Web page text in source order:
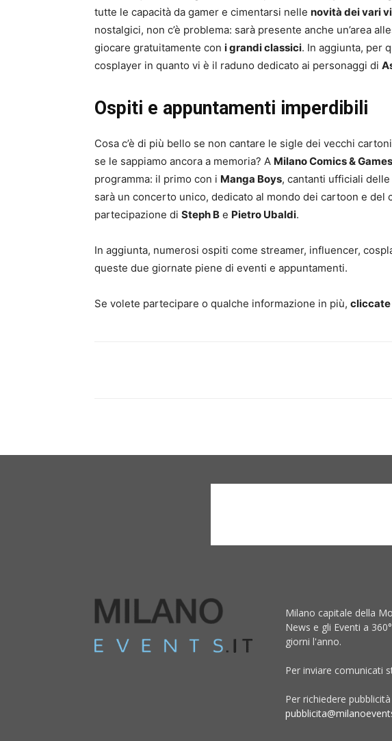
tutte le capacità da gamer e cimentarsi nelle novità dei vari
nostalgici, non c’è problema: sarà presente anche un’area
giocare gratuitamente con i grandi classici. In aggiunta, per
cosplayer in quanto vi è il raduno dedicato ai personaggi di
Ospiti e appuntamenti imperdibili
Cosa c’è di più bello se non cantare le sigle dei vecchi
se le sappiamo ancora a memoria? A Milano Comics & Games
programma: il primo con i Manga Boys, cantanti ufficiali
sarà un concerto unico, dedicato al mondo dei cartoon e del
partecipazione di Steph B e Pietro Ubaldi.
In aggiunta, numerosi ospiti come streamer, influencer,
queste due giornate piene di eventi e appuntamenti.
Se volete partecipare o qualche informazione in più, cliccate
Milano capitale della
News e gli Eventi a
giorni l'anno.
Per inviare comunicati
Per richiedere